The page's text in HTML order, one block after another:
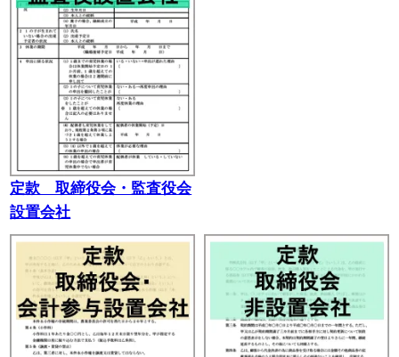
定款 取締役会・監査役会
設置会社